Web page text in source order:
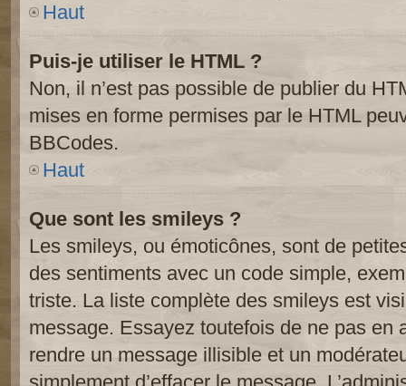
Haut
Puis-je utiliser le HTML ?
Non, il n’est pas possible de publier du
mises en forme permises par le HTML
BBCodes.
Haut
Que sont les smileys ?
Les smileys, ou émoticônes, sont de
des sentiments avec un code simple,
triste. La liste complète des smileys est
message. Essayez toutefois de ne pas en
rendre un message illisible et un